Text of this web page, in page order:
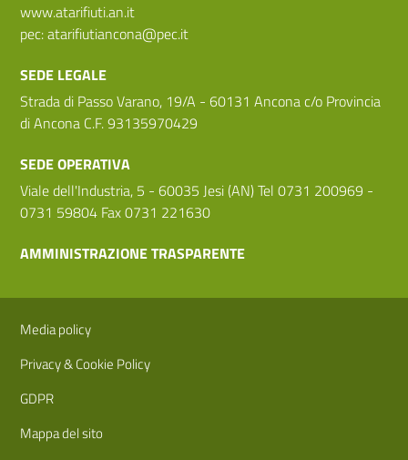
www.atarifiuti.an.it
pec:atarifiutiancona@pec.it
SEDE LEGALE
Strada di Passo Varano, 19/A - 60131 Ancona c/o Provincia
di Ancona C.F. 93135970429
SEDE OPERATIVA
Viale dell'Industria, 5 - 60035 Jesi (AN) Tel 0731 200969 -
0731 59804 Fax 0731 221630
AMMINISTRAZIONE TRASPARENTE
Sezione Link Utili
Media policy
Privacy & Cookie Policy
GDPR
Mappa del sito